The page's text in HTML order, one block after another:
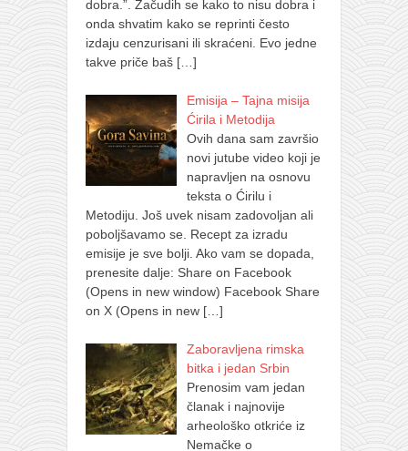
dobra.”. Začudih se kako to nisu dobra i
onda shvatim kako se reprinti često
izdaju cenzurisani ili skraćeni. Evo jedne
takve priče baš […]
Emisija – Tajna misija
Ćirila i Metodija
Ovih dana sam završio
novi jutube video koji je
napravljen na osnovu
teksta o Ćirilu i
Metodiju. Još uvek nisam zadovoljan ali
poboljšavamo se. Recept za izradu
emisije je sve bolji. Ako vam se dopada,
prenesite dalje: Share on Facebook
(Opens in new window) Facebook Share
on X (Opens in new […]
Zaboravljena rimska
bitka i jedan Srbin
Prenosim vam jedan
članak i najnovije
arheološko otkriće iz
Nemačke o